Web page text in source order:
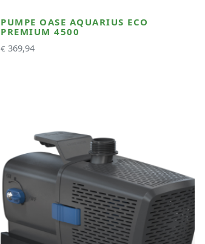
PUMPE OASE AQUARIUS ECO
PREMIUM 4500
€ 369,94